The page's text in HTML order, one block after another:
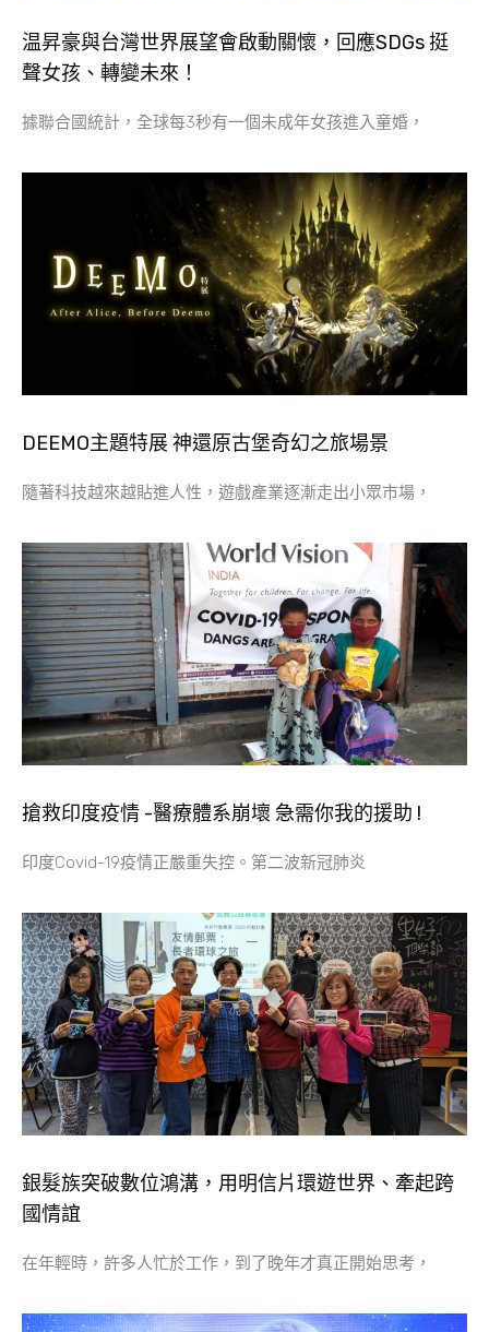
温昇豪與台灣世界展望會啟動關懷，回應SDGs 挺
聲女孩、轉變未來！
據聯合國統計，全球每3秒有一個未成年女孩進入童婚，
DEEMO主題特展 神還原古堡奇幻之旅場景
隨著科技越來越貼進人性，遊戲產業逐漸走出小眾市場，
搶救印度疫情 -醫療體系崩壞 急需你我的援助 !
印度Covid-19疫情正嚴重失控。第二波新冠肺炎
銀髮族突破數位鴻溝，用明信片環遊世界、牽起跨
國情誼
在年輕時，許多人忙於工作，到了晚年才真正開始思考，